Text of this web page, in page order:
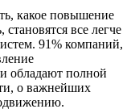
какое повышение
все легче
91% компаний,
обладают полной
о важнейших